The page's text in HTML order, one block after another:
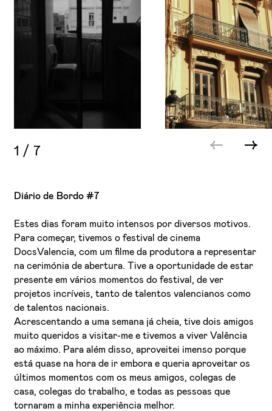
1 /7
Diário de Bordo #7
Estes dias foram muito intensos por diversos motivos.
Para começar, tivemos o festival de cinema
DocsValencia, com um filme da produtora a representar
na cerimónia de abertura. Tive a oportunidade de estar
presente em vários momentos do festival, de ver
projetos incríveis, tanto de talentos valencianos como
de talentos nacionais.
Acrescentando a uma semana já cheia, tive dois amigos
muito queridos a visitar-me e tivemos a viver Valência
ao máximo. Para além disso, aproveitei imenso porque
está quase na hora de ir embora e queria aproveitar os
últimos momentos com os meus amigos, colegas de
casa, colegas do trabalho, e todas as pessoas que
tornaram a minha experiência melhor.